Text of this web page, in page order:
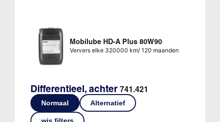
Mobilube HD-A Plus 80W90
Ververs elke 320000 km/ 120 maanden
Differentieel, achter 741.421
Normaal Alternatief